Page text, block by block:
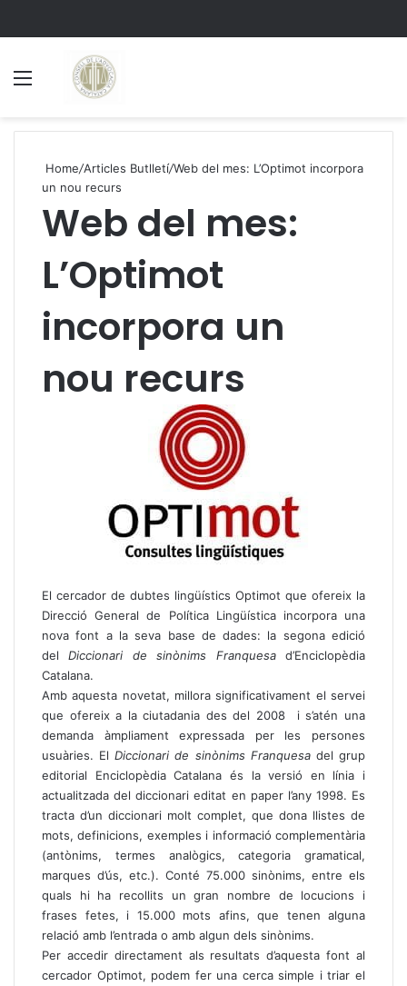
Home/Articles Butlletí/Web del mes: L’Optimot incorpora
un nou recurs
Web del mes:
L’Optimot
incorpora un
nou recurs
El cercador de dubtes lingüístics Optimot que ofereix la
Direcció General de Política Lingüística incorpora una
nova font a la seva base de dades: la segona edició
delDiccionari de sinònims Franquesad’Enciclopèdia
Catalana.
Amb aquesta novetat, millora significativament el servei
que ofereix a la ciutadania des del 2008 i s’atén una
demanda àmpliament expressada per les persones
usuàries. ElDiccionari de sinònims Franquesadel grup
editorial Enciclopèdia Catalana és la versió en línia i
actualitzada del diccionari editat en paper l’any 1998. Es
tracta d’un diccionari molt complet, que dona llistes de
mots, definicions, exemples i informació complementària
(antònims, termes analògics, categoria gramatical,
marques d’ús, etc.). Conté 75.000 sinònims, entre els
quals hi ha recollits un gran nombre de locucions i
frases fetes, i 15.000 mots afins, que tenen alguna
relació amb l’entrada o amb algun dels sinònims.
Per accedir directament als resultats d’aquesta font al
cercador Optimot, podem fer una cerca simple i triar el